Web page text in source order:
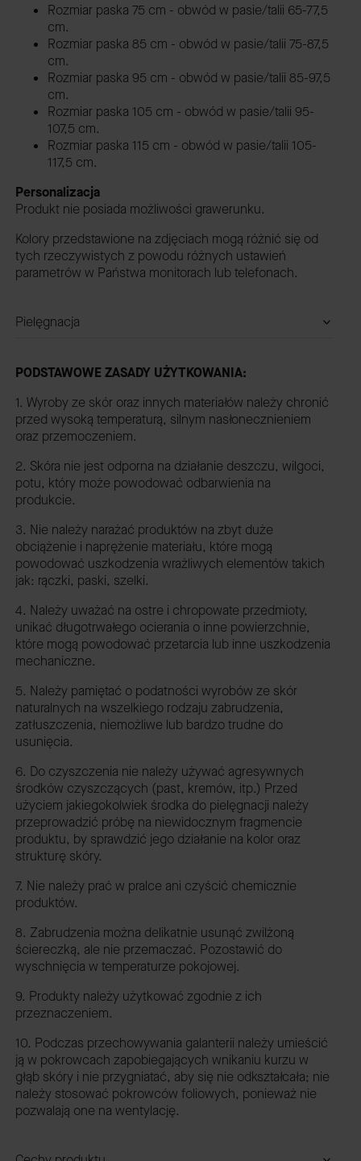
Rozmiar paska 75 cm - obwód w pasie/talii 65-77,5
cm.
Rozmiar paska 85 cm - obwód w pasie/talii 75-87,5
cm.
Rozmiar paska 95 cm - obwód w pasie/talii 85-97,5
cm.
Rozmiar paska 105 cm - obwód w pasie/talii 95-
107,5 cm.
Rozmiar paska 115 cm - obwód w pasie/talii 105-
117,5 cm.
Personalizacja
Produkt nie posiada możliwości grawerunku.
Kolory przedstawione na zdjęciach mogą różnić się od
tych rzeczywistych z powodu różnych ustawień
parametrów w Państwa monitorach lub telefonach.
Pielęgnacja
PODSTAWOWE ZASADY UŻYTKOWANIA:
1. Wyroby ze skór oraz innych materiałów należy chronić
przed wysoką temperaturą, silnym nasłonecznieniem
oraz przemoczeniem.
2. Skóra nie jest odporna na działanie deszczu, wilgoci,
potu, który może powodować odbarwienia na
produkcie.
3. Nie należy narażać produktów na zbyt duże
obciążenie i naprężenie materiału, które mogą
powodować uszkodzenia wrażliwych elementów takich
jak: rączki, paski, szelki.
4. Należy uważać na ostre i chropowate przedmioty,
unikać długotrwałego ocierania o inne powierzchnie,
które mogą powodować przetarcia lub inne uszkodzenia
mechaniczne.
5. Należy pamiętać o podatności wyrobów ze skór
naturalnych na wszelkiego rodzaju zabrudzenia,
zatłuszczenia, niemożliwe lub bardzo trudne do
usunięcia.
6. Do czyszczenia nie należy używać agresywnych
środków czyszczących (past, kremów, itp.) Przed
użyciem jakiegokolwiek środka do pielęgnacji należy
przeprowadzić próbę na niewidocznym fragmencie
produktu, by sprawdzić jego działanie na kolor oraz
strukturę skóry.
7. Nie należy prać w pralce ani czyścić chemicznie
produktów.
8. Zabrudzenia można delikatnie usunąć zwilżoną
ściereczką, ale nie przemaczać. Pozostawić do
wyschnięcia w temperaturze pokojowej.
9. Produkty należy użytkować zgodnie z ich
przeznaczeniem.
10. Podczas przechowywania galanterii należy umieścić
ją w pokrowcach zapobiegających wnikaniu kurzu w
głąb skóry i nie przygniatać, aby się nie odkształcała; nie
należy stosować pokrowców foliowych, ponieważ nie
pozwalają one na wentylację.